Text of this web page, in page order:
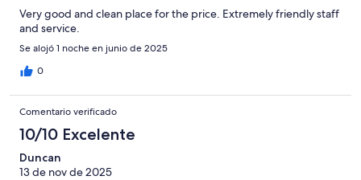
Very good and clean place for the price. Extremely friendly staff
and service.
Se alojó 1 noche en junio de 2025
0
Comentario verificado
10/10 Excelente
Duncan
13 de nov de 2025